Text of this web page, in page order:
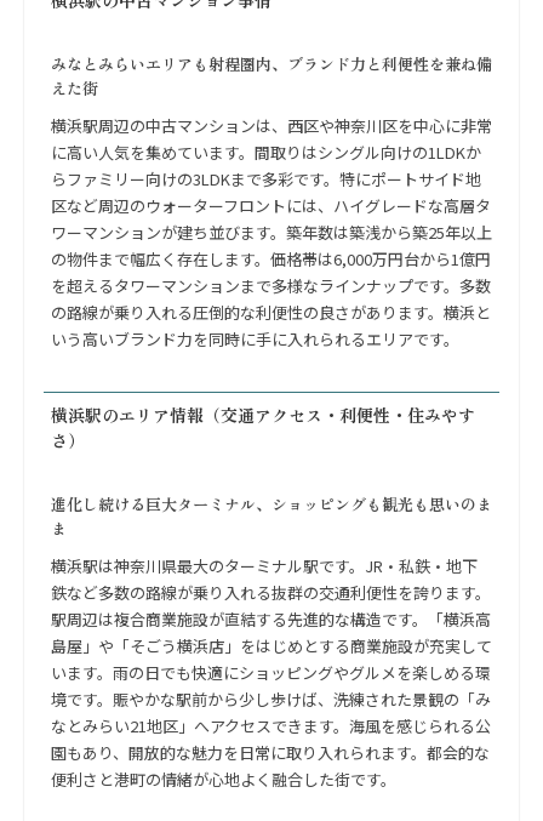
みなとみらいエリアも射程圏内、ブランド力と利便性を兼ね備
えた街
横浜駅周辺の中古マンションは、西区や神奈川区を中心に非常
に高い人気を集めています。間取りはシングル向けの1LDKか
らファミリー向けの3LDKまで多彩です。特にポートサイド地
区など周辺のウォーターフロントには、ハイグレードな高層タ
ワーマンションが建ち並びます。築年数は築浅から築25年以上
の物件まで幅広く存在します。価格帯は6,000万円台から1億円
を超えるタワーマンションまで多様なラインナップです。多数
の路線が乗り入れる圧倒的な利便性の良さがあります。横浜と
いう高いブランド力を同時に手に入れられるエリアです。
横浜駅のエリア情報（交通アクセス・利便性・住みやす
さ）
進化し続ける巨大ターミナル、ショッピングも観光も思いのま
ま
横浜駅は神奈川県最大のターミナル駅です。JR・私鉄・地下
鉄など多数の路線が乗り入れる抜群の交通利便性を誇ります。
駅周辺は複合商業施設が直結する先進的な構造です。「横浜高
島屋」や「そごう横浜店」をはじめとする商業施設が充実して
います。雨の日でも快適にショッピングやグルメを楽しめる環
境です。賑やかな駅前から少し歩けば、洗練された景観の「み
なとみらい21地区」へアクセスできます。海風を感じられる公
園もあり、開放的な魅力を日常に取り入れられます。都会的な
便利さと港町の情緒が心地よく融合した街です。